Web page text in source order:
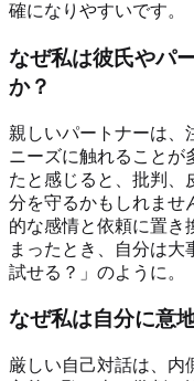
確になりやすいです。
なぜ私は彼氏やパ
か？
親しいパートナーは、
ニーズに触れることが
たと感じると、批判、
分を守るかもしれませ
的な感情と依頼に置き
まったとき、自分は
試せる？」のように。
なぜ私は自分に意
厳しい自己対話は、内